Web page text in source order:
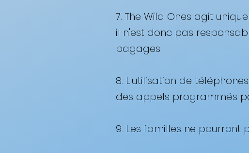
7. The Wild Ones agit
il n'est donc pas
bagages.
8. L'utilisation de
des appels programmés
9. Les familles ne pourront